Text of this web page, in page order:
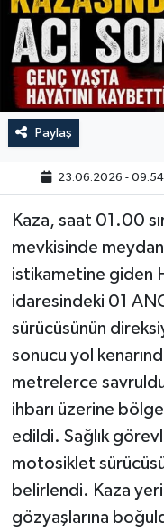
Paylaş
23.06.2026 - 09:54
Kaza, saat 01.00
mevkisinde
istikametine giden
idaresindeki 01
sürücüsünün
sonucu yol
metrelerce
ihbarı üzerine
edildi. Sağlık
motosiklet
belirlendi. Kaza
gözyaşlarına